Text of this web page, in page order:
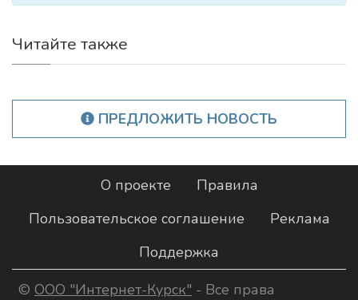
Читайте также
ПРЕДЛОЖИТЬ НОВОСТЬ
О проекте
Правила
Пользовательское соглашение
Реклама
Поддержка
© ООО "Интернет-Курск" - Все права